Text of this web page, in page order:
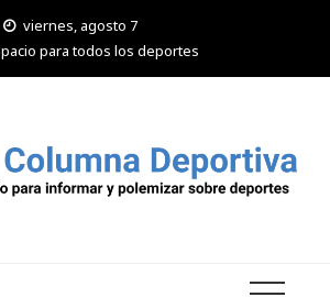
viernes, agosto 7
para todos los deportes